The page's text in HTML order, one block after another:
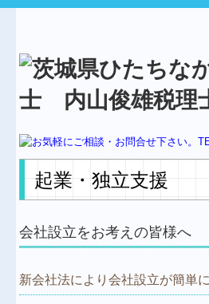
HOME
事務所紹介
経営理念
交通案内
料金について
創業支援
起業・独立支援
会社設立をお考えの皆様へ
新会社法により会社設立が簡単